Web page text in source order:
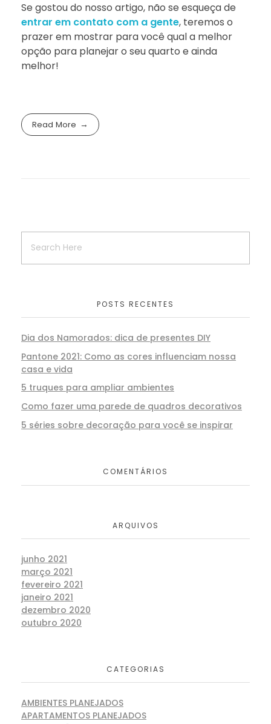
Se gostou do nosso artigo, não se esqueça de
entrar em contato com a gente, teremos o
prazer em mostrar para você qual a melhor
opção para planejar o seu quarto e ainda
melhor!
Read More
POSTS RECENTES
Dia dos Namorados: dica de presentes DIY
Pantone 2021: Como as cores influenciam nossa
casa e vida
5 truques para ampliar ambientes
Como fazer uma parede de quadros decorativos
5 séries sobre decoração para você se inspirar
COMENTÁRIOS
ARQUIVOS
junho 2021
março 2021
fevereiro 2021
janeiro 2021
dezembro 2020
outubro 2020
CATEGORIAS
AMBIENTES PLANEJADOS
APARTAMENTOS PLANEJADOS